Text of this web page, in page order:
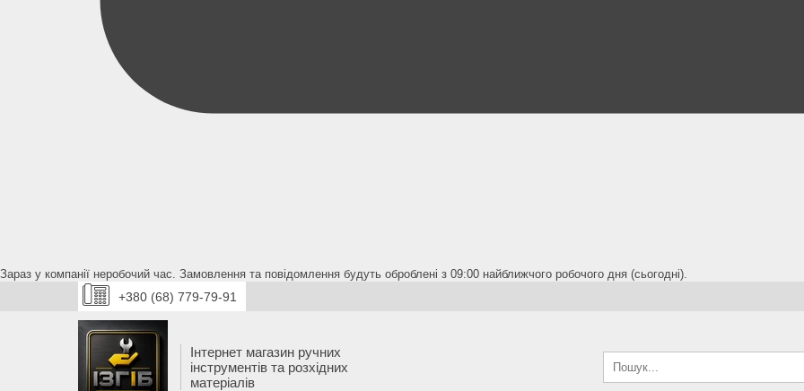
Зараз у компанії неробочий час. Замовлення та повідомлення будуть оброблені з 09:00 найближчого робочого дня (сьогодні).
+380 (68) 779-79-91
Інтернет магазин ручних
інструментів та розхідних
матеріалів